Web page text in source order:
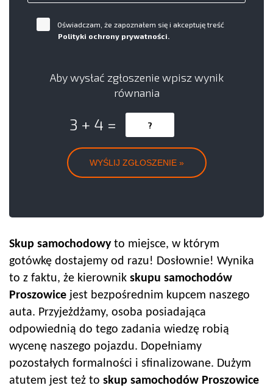
Oświadczam, że zapoznałem się i akceptuję treść
Polityki ochrony prywatności.
Aby wysłać zgłoszenie wpisz wynik
równania
3 + 4 =
Skup samochodowyto miejsce, w którym
gotówkę dostajemy od razu! Dosłownie! Wynika
to z faktu, że kierownik skupu samochodów
Proszowice jest bezpośrednim kupcem naszego
auta. Przyjeżdżamy, osoba posiadająca
odpowiednią do tego zadania wiedzę robią
wycenę naszego pojazdu. Dopełniamy
pozostałych formalności i sfinalizowane. Dużym
atutem jest też to skup samochodów Proszowice